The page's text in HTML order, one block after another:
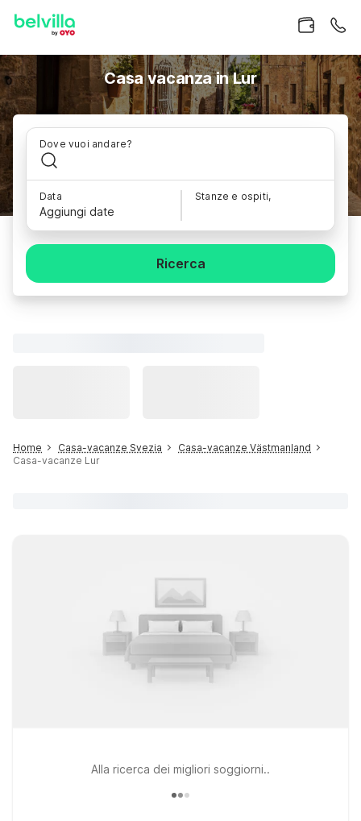
Casa vacanza in Lur
Dove vuoi andare?
Data
Aggiungi date
Stanze e ospiti,
Ricerca
Home Casa-vacanze Svezia
Casa-vacanze Västmanland
Casa-vacanze Lur
Alla ricerca dei migliori soggiorni..